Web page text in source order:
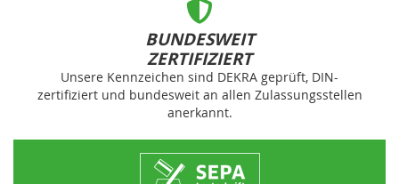
BUNDESWEIT
ZERTIFIZIERT
Unsere Kennzeichen sind DEKRA geprüft, DIN-
zertifiziert und bundesweit an allen Zulassungsstellen
anerkannt.